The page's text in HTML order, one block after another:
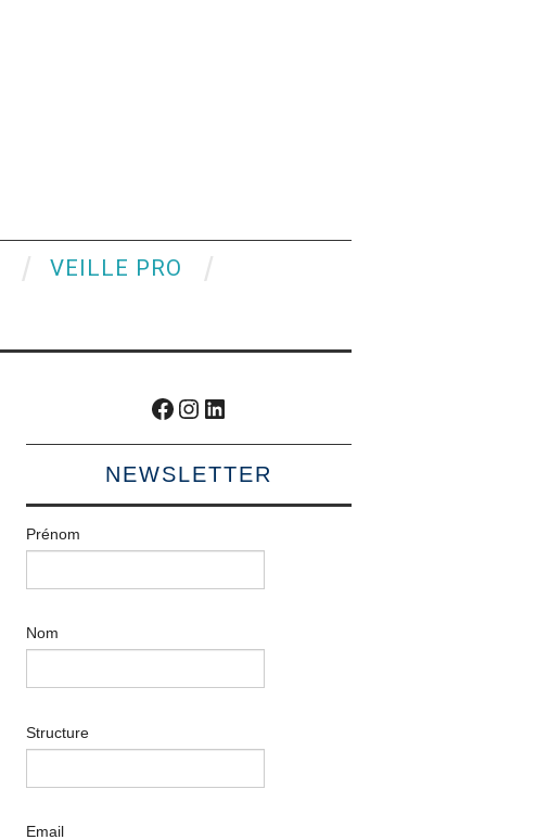
VEILLE PRO
Facebook
Instagram
LinkedIn
NEWSLETTER
Prénom
Nom
Structure
Email